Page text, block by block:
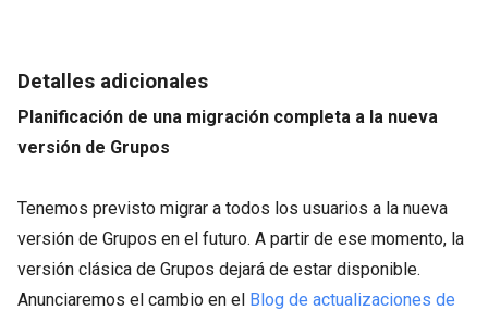
Detalles adicionales
Planificación de una migración completa a la nueva
versión de Grupos
Tenemos previsto migrar a todos los usuarios a la nueva
versión de Grupos en el futuro. A partir de ese momento, la
versión clásica de Grupos dejará de estar disponible.
Anunciaremos el cambio en el Blog de actualizaciones de